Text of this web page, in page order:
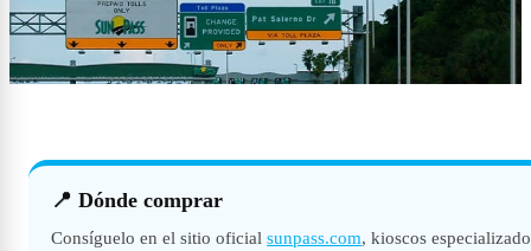
📍 Dónde comprar
Consíguelo en el sitio oficialsunpass.com, kioscos